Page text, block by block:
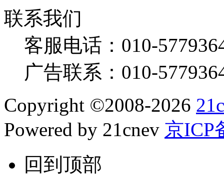
联系我们
客服电话： 010-
广告联系： 010-
Copyright ©2008-2026
Powered by 21cnev 京ICP
回到顶部